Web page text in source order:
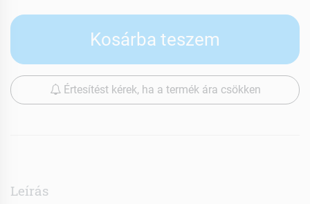
Kosárba teszem
Értesítést kérek, ha a termék ára csökken
Leírás